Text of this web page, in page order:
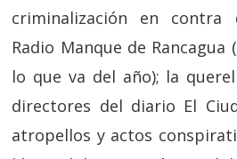
criminalización en contra
Radio Manque de
lo que va del año); la
directores del diario El
atropellos y actos